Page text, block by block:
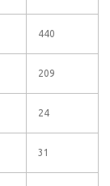
440
209
24
31